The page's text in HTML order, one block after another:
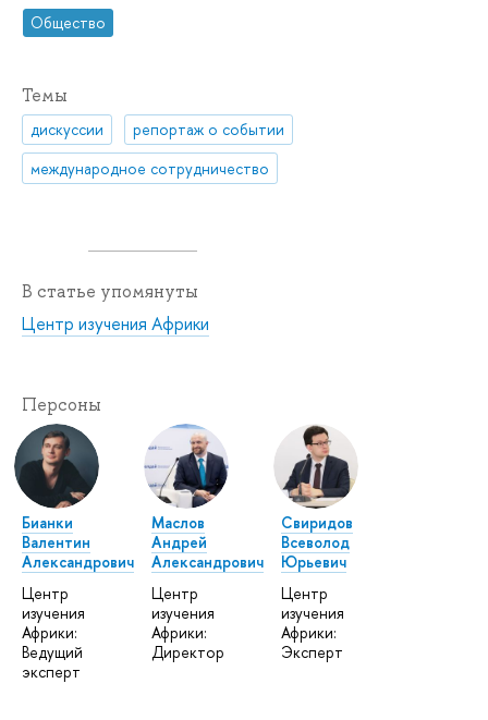
Общество
Темы
дискуссии
репортаж о событии
международное сотрудничество
В статье упомянуты
Центр изучения Африки
Персоны
Бианки
Валентин
Александрович
Центр
изучения
Африки:
Ведущий
эксперт
Маслов
Андрей
Александрович
Центр
изучения
Африки:
Директор
Свиридов
Всеволод
Юрьевич
Центр
изучения
Африки:
Эксперт